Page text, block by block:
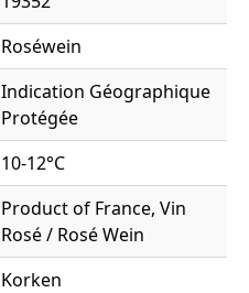
Roséwein
Indication Géographique
Protégée
10-12°C
Product of France, Vin
Rosé / Rosé Wein
Korken